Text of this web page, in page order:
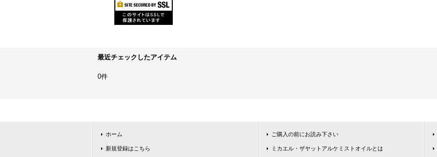
最近チェックしたアイテム
0件
ホーム
新規登録はこちら
ご購入の前にお読み下さい
ミカエル・ザヤットアルケミストオイルとは